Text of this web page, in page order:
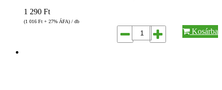
1 290 Ft
(1 016 Ft + 27% ÁFA) / db
Kosárba